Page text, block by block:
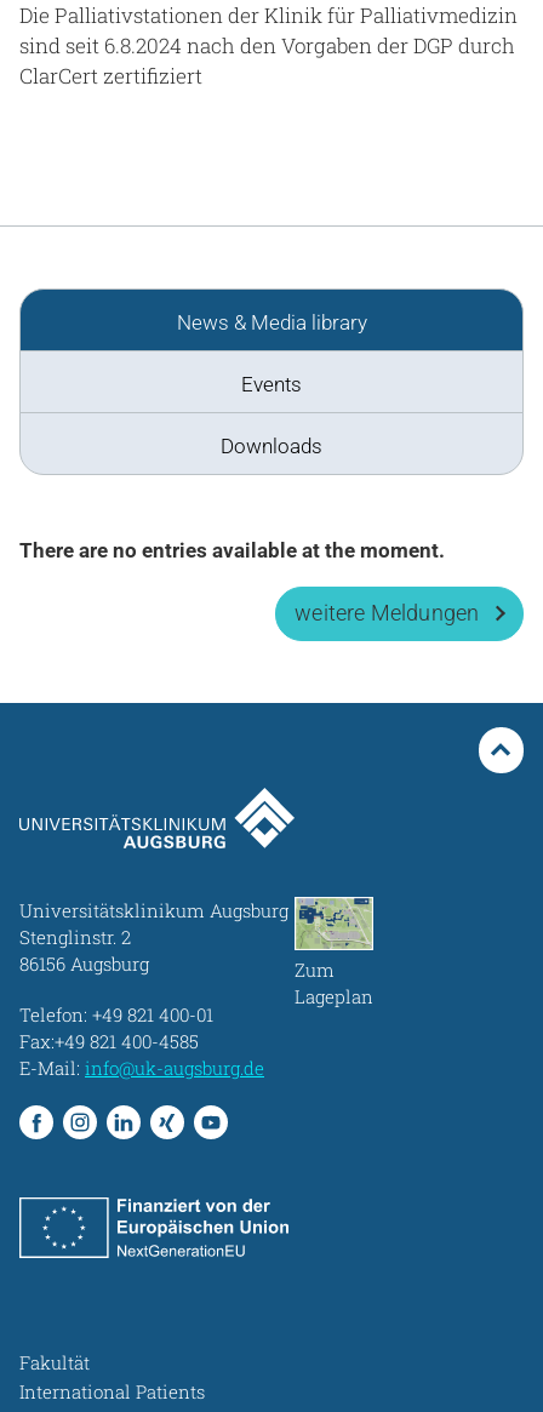
Die Palliativstationen der Klinik für Palliativmedizin
sind seit 6.8.2024 nach den Vorgaben der DGP durch
ClarCert zertifiziert
News & Media library
Events
Downloads
There are no entries available at the moment.
weitere Meldungen
Universitätsklinikum Augsburg
Stenglinstr. 2
86156 Augsburg
Telefon: +49 821 400-01
Fax:+49 821 400-4585
E-Mail: info@uk-augsburg.de
Zum
Lageplan
Fakultät
International Patients